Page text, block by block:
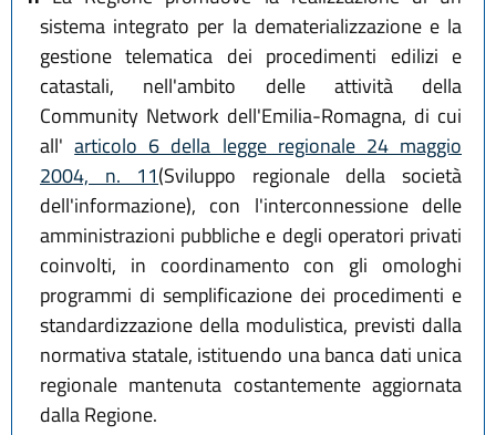
sistema integrato per la dematerializzazione e la
gestione telematica dei procedimenti edilizi e
catastali, nell'ambito delle attività della
Community Network dell'Emilia-Romagna, di cui
all'articolo 6 della legge regionale 24 maggio
2004, n. 11(Sviluppo regionale della società
dell'informazione), con l'interconnessione delle
amministrazioni pubbliche e degli operatori privati
coinvolti, in coordinamento con gli omologhi
programmi di semplificazione dei procedimenti e
standardizzazione della modulistica, previsti dalla
normativa statale, istituendo una banca dati unica
regionale mantenuta costantemente aggiornata
dalla Regione.